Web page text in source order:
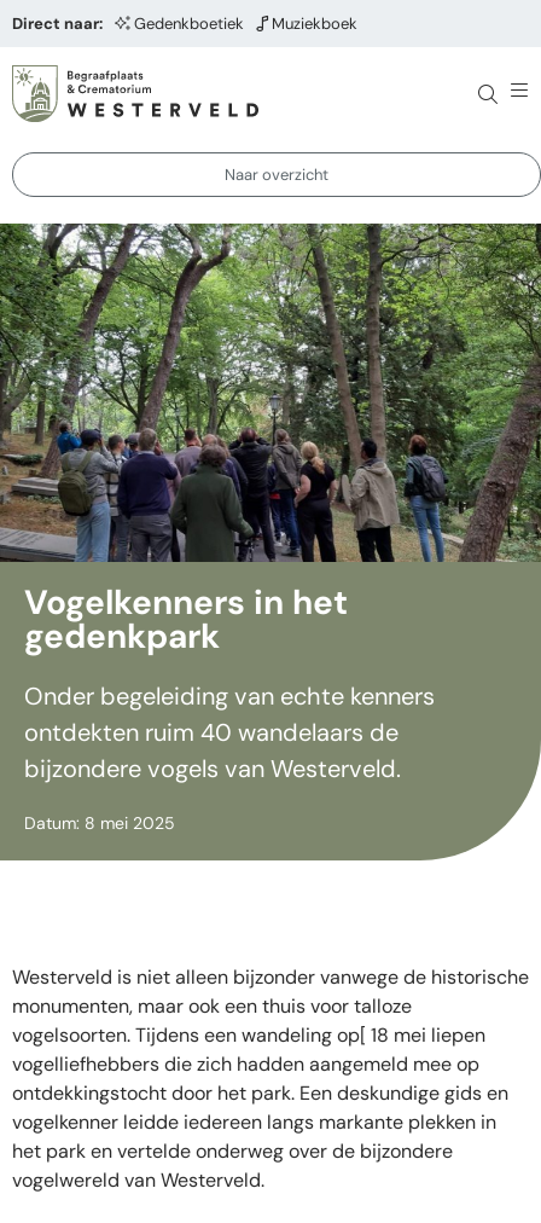
Direct naar: Gedenkboetiek Muziekboek
Naar overzicht
Vogelkenners in het
gedenkpark
Onder begeleiding van echte kenners
ontdekten ruim 40 wandelaars de
bijzondere vogels van Westerveld.
Datum: 8 mei 2025
Westerveld is niet alleen bijzonder vanwege de historische
monumenten, maar ook een thuis voor talloze
vogelsoorten. Tijdens een wandeling op[ 18 mei liepen
vogelliefhebbers die zich hadden aangemeld mee op
ontdekkingstocht door het park. Een deskundige gids en
vogelkenner leidde iedereen langs markante plekken in
het park en vertelde onderweg over de bijzondere
vogelwereld van Westerveld.